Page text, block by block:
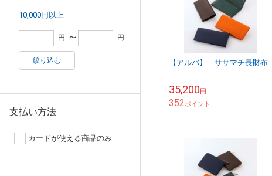
10,000円以上
円 〜 円
絞り込む
支払い方法
カードが使える商品のみ
【アルバ】 ササマチ長財布
35,200円
352ポイント